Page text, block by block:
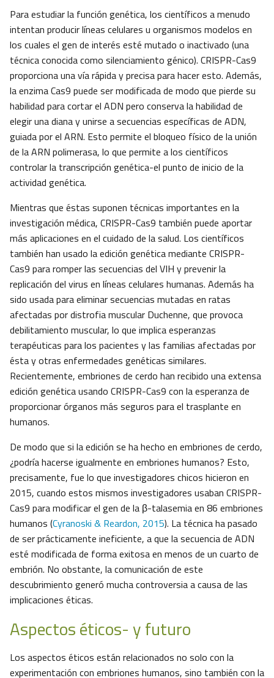
Para estudiar la función genética, los científicos a menudo
intentan producir líneas celulares u organismos modelos en
los cuales el gen de interés esté mutado o inactivado (una
técnica conocida como silenciamiento génico). CRISPR-Cas9
proporciona una vía rápida y precisa para hacer esto. Además,
la enzima Cas9 puede ser modificada de modo que pierde su
habilidad para cortar el ADN pero conserva la habilidad de
elegir una diana y unirse a secuencias específicas de ADN,
guiada por el ARN. Esto permite el bloqueo físico de la unión
de la ARN polimerasa, lo que permite a los científicos
controlar la transcripción genética-el punto de inicio de la
actividad genética.
Mientras que éstas suponen técnicas importantes en la
investigación médica, CRISPR-Cas9 también puede aportar
más aplicaciones en el cuidado de la salud. Los científicos
también han usado la edición genética mediante CRISPR-
Cas9 para romper las secuencias del VIH y prevenir la
replicación del virus en líneas celulares humanas. Además ha
sido usada para eliminar secuencias mutadas en ratas
afectadas por distrofia muscular Duchenne, que provoca
debilitamiento muscular, lo que implica esperanzas
terapéuticas para los pacientes y las familias afectadas por
ésta y otras enfermedades genéticas similares.
Recientemente, embriones de cerdo han recibido una extensa
edición genética usando CRISPR-Cas9 con la esperanza de
proporcionar órganos más seguros para el trasplante en
humanos.
De modo que si la edición se ha hecho en embriones de cerdo,
¿podría hacerse igualmente en embriones humanos? Esto,
precisamente, fue lo que investigadores chicos hicieron en
2015, cuando estos mismos investigadores usaban CRISPR-
Cas9 para modificar el gen de la β-talasemia en 86 embriones
humanos (Cyranoski & Reardon, 2015). La técnica ha pasado
de ser prácticamente ineficiente, a que la secuencia de ADN
esté modificada de forma exitosa en menos de un cuarto de
embrión. No obstante, la comunicación de este
descubrimiento generó mucha controversia a causa de las
implicaciones éticas.
Aspectos éticos- y futuro
Los aspectos éticos están relacionados no solo con la
experimentación con embriones humanos, sino también con la